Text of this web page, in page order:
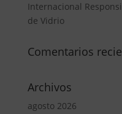
Internacional
de Vidrio
Comentarios
Archivos
agosto 2026